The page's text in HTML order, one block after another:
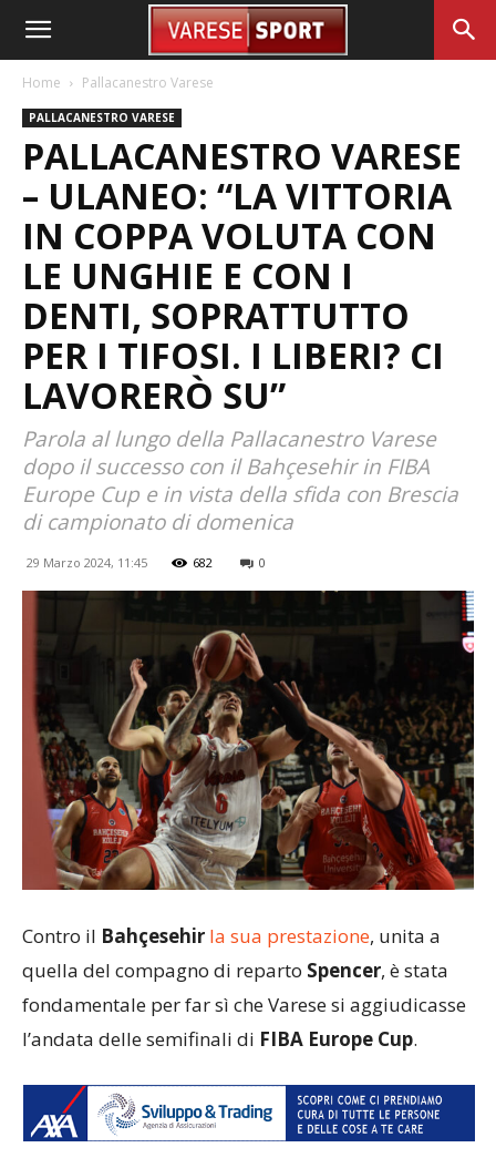
Home Pallacanestro Varese
PALLACANESTRO VARESE
PALLACANESTRO VARESE
– ULANEO: “LA VITTORIA
IN COPPA VOLUTA CON
LE UNGHIE E CON I
DENTI, SOPRATTUTTO
PER I TIFOSI. I LIBERI? CI
LAVORERÒ SU”
Parola al lungo della Pallacanestro Varese
dopo il successo con il Bahçesehir in FIBA
Europe Cup e in vista della sfida con Brescia
di campionato di domenica
29 Marzo 2024, 11:45 682 0
Contro il Bahçesehir la sua prestazione, unita a
quella del compagno di reparto Spencer, è stata
fondamentale per far sì che Varese si aggiudicasse
l’andata delle semifinali di FIBA Europe Cup.